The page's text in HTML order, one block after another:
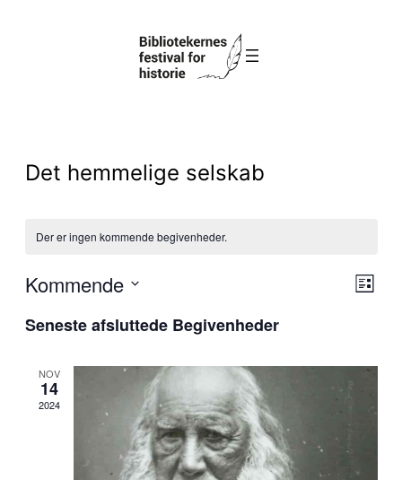
Det hemmelige selskab
Der er ingen kommende begivenheder.
Liste
Kommende
dato.
Seneste afsluttede Begivenheder
NOV
14
2024